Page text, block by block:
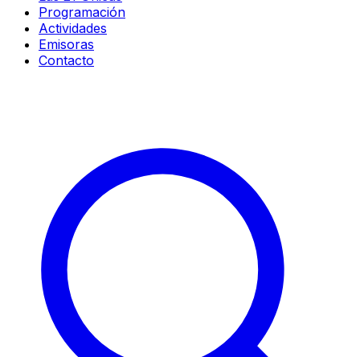
Programación
Actividades
Emisoras
Contacto